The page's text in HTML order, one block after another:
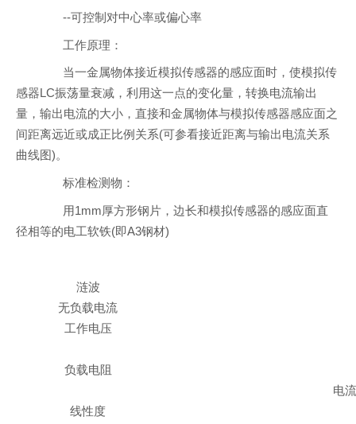
--可控制对中心率或偏心率
工作原理：
当一金属物体接近模拟传感器的感应面时，使模拟传
感器LC振荡量衰减，利用这一点的变化量，转换电流输出
量，输出电流的大小，直接和金属物体与模拟传感器感应面之
间距离远近或成正比例关系(可参看接近距离与输出电流关系
曲线图)。
标准检测物：
用1mm厚方形钢片，边长和模拟传感器的感应面直
径相等的电工软铁(即A3钢材)
涟波
无负载电流
工作电压
负载电阻
电
线性度